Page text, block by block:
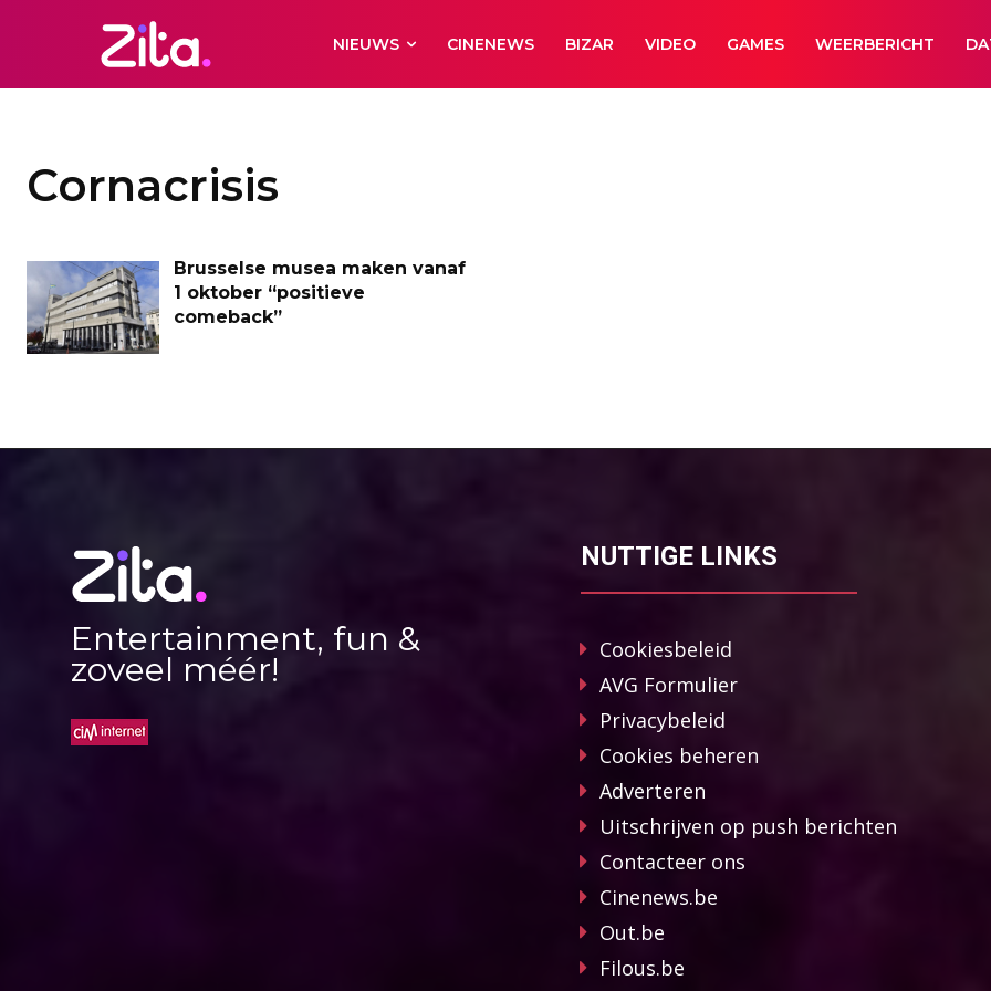
NIEUWS CINENEWS BIZAR VIDEO GAMES WEERBERICHT
Cornacrisis
Brusselse musea maken vanaf
1 oktober “positieve
comeback”
Entertainment, fun &
zoveel méér!
NUTTIGE LINKS
Cookiesbeleid
AVG Formulier
Privacybeleid
Cookies beheren
Adverteren
Uitschrijven op push berichten
Contacteer ons
Cinenews.be
Out.be
Filous.be